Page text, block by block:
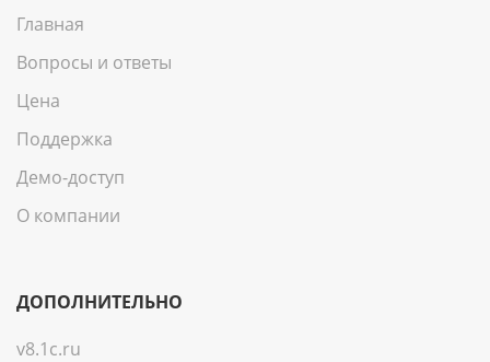
Главная
Вопросы и ответы
Цена
Поддержка
Демо-доступ
О компании
ДОПОЛНИТЕЛЬНО
v8.1c.ru